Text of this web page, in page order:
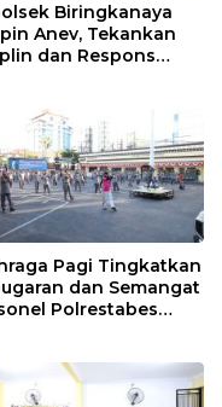
Biringkanaya
Anev, Tekankan
dan Respons
Pagi Tingkatkan
dan Semangat
Polrestabes